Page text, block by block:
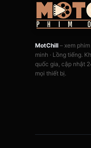
MotChill – xem
minh · Lồng tiếng.
quốc gia, cập nhật
mọi thiết bị.